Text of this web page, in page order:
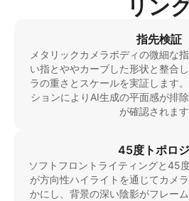
リン
指先検証
メタリックカメラボディの微細な
い指とややカーブした形状と整合
ラの重さとスケールを実証します
ションによりAI生成の平面感が排
が確認されます
45度トポロ
ソフトフロントライティングと45
が方向性ハイライトを通じてカメ
かにし、背景の深い陰影がフレー